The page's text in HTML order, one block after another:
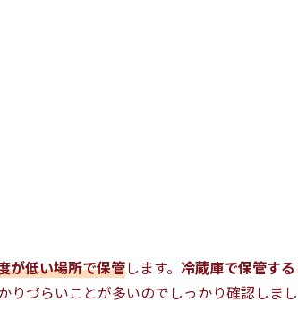
が低い場所で保管します。 冷蔵庫で保管す
りづらいことが多いのでしっかり確認しまし